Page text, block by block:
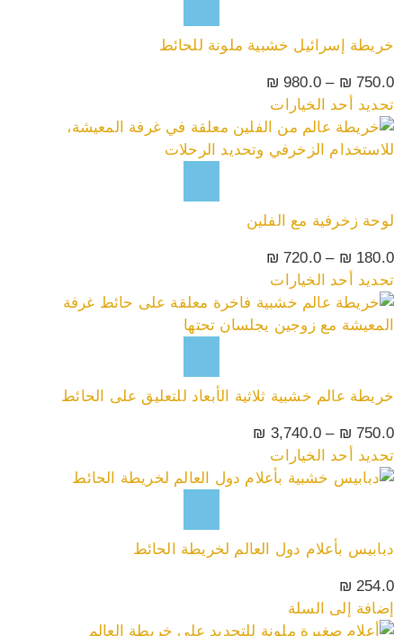
خريطة إسرائيل خشبية ملونة للحائط
750.0
₪
–
980.0
₪
تحديد أحد الخيارات
لوحة زخرفية مع الفلين
180.0
₪
–
720.0
₪
تحديد أحد الخيارات
خريطة عالم خشبية ثلاثية الأبعاد للتعليق على الحائط
750.0
₪
–
3,740.0
₪
تحديد أحد الخيارات
دبابيس بأعلام دول العالم لخريطة الحائط
254.0
₪
إضافة إلى السلة